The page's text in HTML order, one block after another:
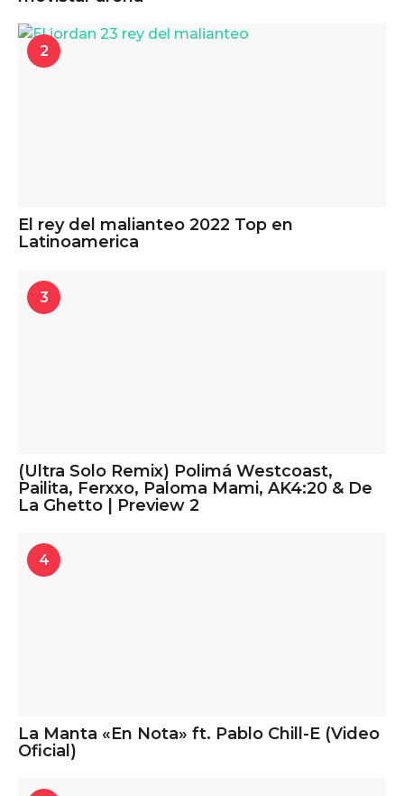
2
El rey del malianteo 2022 Top en
Latinoamerica
3
(Ultra Solo Remix) Polimá Westcoast,
Pailita, Ferxxo, Paloma Mami, AK4:20 & De
La Ghetto | Preview 2
4
La Manta «En Nota» ft. Pablo Chill-E (Video
Oficial)